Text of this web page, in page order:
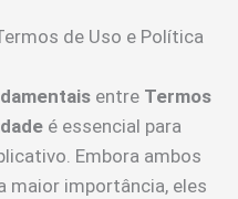
de Uso e Política
entre Termos
é essencial para
Embora ambos
maior importância, eles